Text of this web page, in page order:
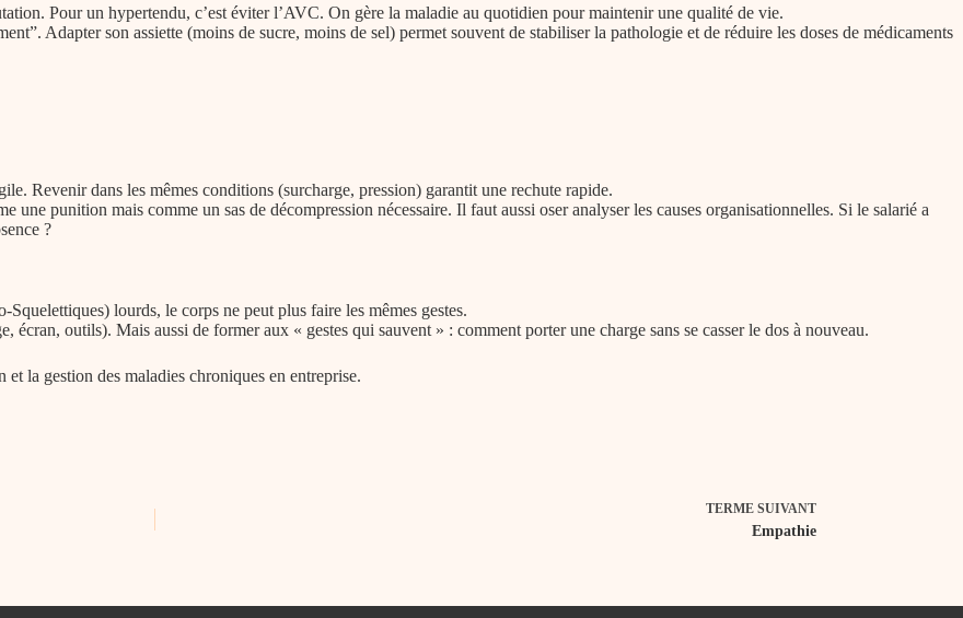
Pour un hypertendu, c’est éviter l’AVC. On gère la maladie au quotidien pour maintenir une qualité de vie.
Adapter son assiette (moins de sucre, moins de sel) permet souvent de stabiliser la pathologie et de réduire les doses de médicaments
Revenir dans les mêmes conditions (surcharge, pression) garantit une rechute rapide.
une punition mais comme un sas de décompression nécessaire. Il faut aussi oser analyser les causes organisationnelles. Si le salarié a
?
lourds, le corps ne peut plus faire les mêmes gestes.
écran, outils). Mais aussi de former aux « gestes qui sauvent » : comment porter une charge sans se casser le dos à nouveau.
la gestion des maladies chroniques en entreprise.
TERMESUIVANT
Empathie